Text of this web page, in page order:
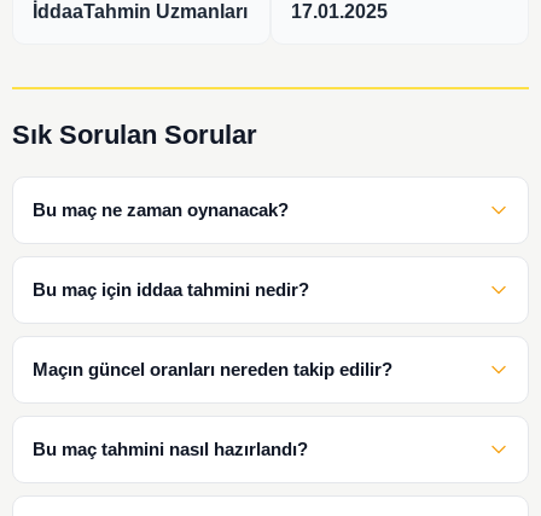
İddaaTahmin Uzmanları 17.01.2025
Sık Sorulan Sorular
Bu maç ne zaman oynanacak?
Bu maç için iddaa tahmini nedir?
Maçın güncel oranları nereden takip edilir?
Bu maç tahmini nasıl hazırlandı?